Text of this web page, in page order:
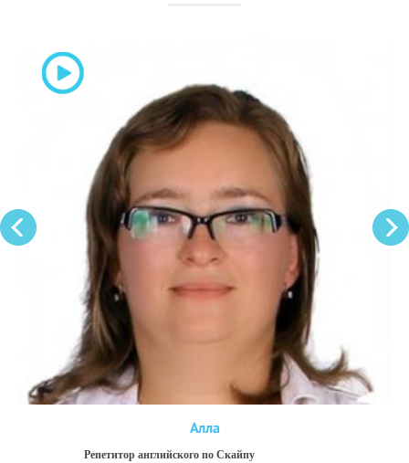
Алла
Репетитор английского по Скайпу